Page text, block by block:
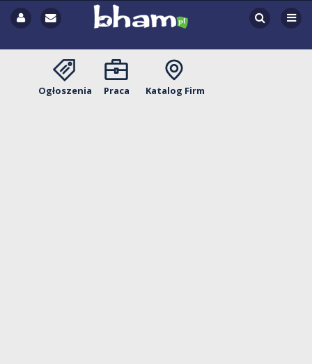
Ogłoszenia Praca Katalog Firm